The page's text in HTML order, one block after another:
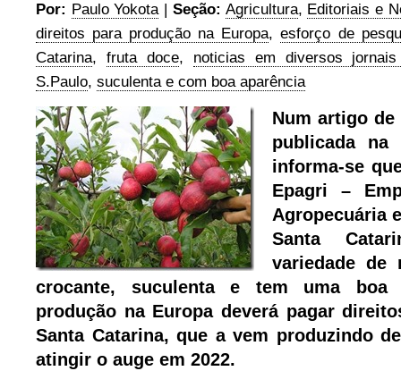
Por: Paulo Yokota| Seção: Agricultura, Editoriais e
direitos para produção na Europa,esforço de
Catarina, fruta doce, noticias em diversos
S.Paulo, suculenta e com boa aparência
Num artigo de
publicada na
informa-se
Epagri –
Agropecuária
Santa
variedade de
crocante, suculenta e tem uma boa
produção na Europa deverá pagar
Santa Catarina, que a vem produzindo
atingir o auge em 2022.